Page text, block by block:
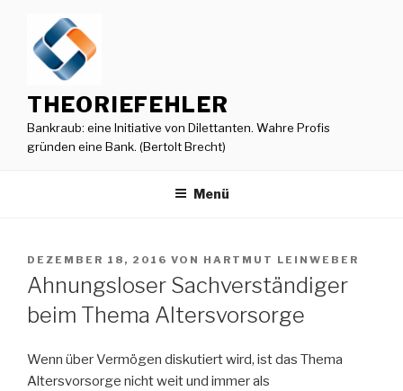
springen
THEORIEFEHLER
Bankraub: eine Initiative von Dilettanten. Wahre Profis
gründen eine Bank. (Bertolt Brecht)
Menü
VERÖFFENTLICHT
AM
DEZEMBER 18, 2016 VON HARTMUT LEINWEBER
Ahnungsloser Sachverständiger
beim Thema Altersvorsorge
Wenn über Vermögen diskutiert wird, ist das Thema
Altersvorsorge nicht weit und immer als